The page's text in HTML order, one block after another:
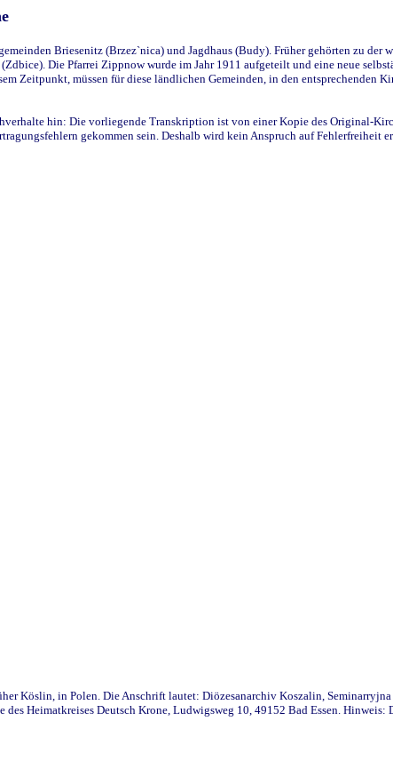
Briesenitz (Brzez`nica) und Jagdhaus (Budy). Früher gehörten zu der
Die Pfarrei Zippnow wurde im Jahr 1911 aufgeteilt und eine neue
müssen für diese ländlichen Gemeinden, in den entsprechenden
hin: Die vorliegende Transkription ist von einer Kopie des Original-
gekommen sein. Deshalb wird kein Anspruch auf Fehlerfreiheit
Köslin, in Polen. Die Anschrift lautet: Diözesanarchiv Koszalin,
Heimatkreises Deutsch Krone, Ludwigsweg 10, 49152 Bad Essen.